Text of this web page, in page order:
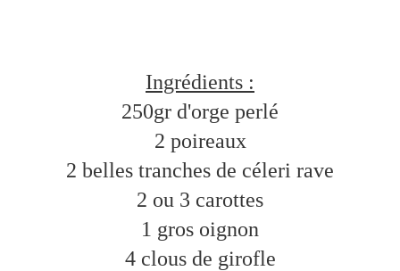
Ingrédients :
250gr d'orge perlé
2 poireaux
2 belles tranches de céleri rave
2 ou 3 carottes
1 gros oignon
4 clous de girofle